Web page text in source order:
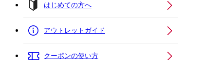
はじめての方へ
アウトレットガイド
クーポンの使い方